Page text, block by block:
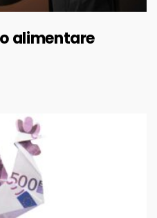
alimentare